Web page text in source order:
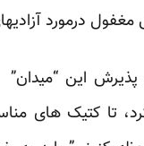
درمورد
پذیرش این
تا کتیک های